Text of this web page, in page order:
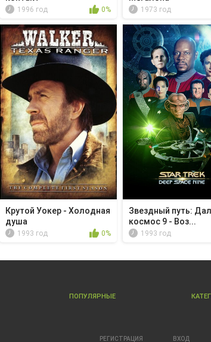
1996 год 0% 1973 год
Крутой Уокер - Холодная
душа
1993 год 0%
Звездный путь:
космос 9 - Воз...
1993 год
ПОПУЛЯРНЫЕ
РЕГИСТРАЦИЯ ВХОД